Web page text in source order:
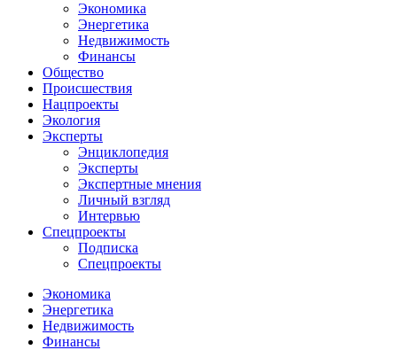
Экономика
Энергетика
Недвижимость
Финансы
Общество
Происшествия
Нацпроекты
Экология
Эксперты
Энциклопедия
Эксперты
Экспертные мнения
Личный взгляд
Интервью
Спецпроекты
Подписка
Спецпроекты
Экономика
Энергетика
Недвижимость
Финансы